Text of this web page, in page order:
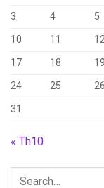
3
4 5
10
11
17
18 19
24
25 26
31
« Th10